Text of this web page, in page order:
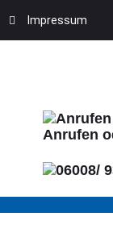
Anrufen
Impressum